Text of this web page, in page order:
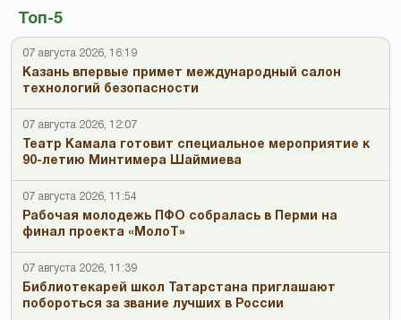
Топ-5
07 августа 2026, 16:19
Казань впервые примет международный салон
технологий безопасности
07 августа 2026, 12:07
Театр Камала готовит специальное мероприятие к
90-летию Минтимера Шаймиева
07 августа 2026, 11:54
Рабочая молодежь ПФО собралась в Перми на
финал проекта «МолоТ»
07 августа 2026, 11:39
Библиотекарей школ Татарстана приглашают
побороться за звание лучших в России